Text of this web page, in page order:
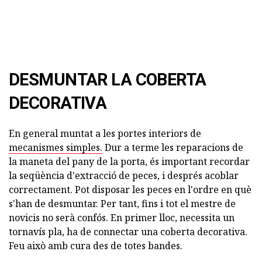
DESMUNTAR LA COBERTA
DECORATIVA
En general muntat a les portes interiors de
mecanismes simples. Dur a terme les reparacions de
la maneta del pany de la porta, és important recordar
la seqüència d'extracció de peces, i després acoblar
correctament. Pot disposar les peces en l'ordre en què
s'han de desmuntar. Per tant, fins i tot el mestre de
novicis no serà confós. En primer lloc, necessita un
tornavís pla, ha de connectar una coberta decorativa.
Feu això amb cura des de totes bandes.